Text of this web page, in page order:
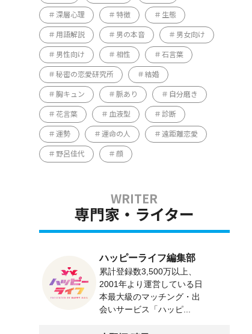
深層心理 特徴 生態
用語解説 男の本音 男女向け
男性向け 相性 石言葉
秘密の恋愛研究所 結婚
胸キュン 脈あり 自分磨き
花言葉 血液型 診断
運勢 運命の人 遠距離恋愛
野呂佳代 顔
専門家・ライター
ハッピーライフ編集部
累計登録数3,500万以上、
2001年より運営している日
本最大級のマッチング・出
会いサービス「ハッピ...